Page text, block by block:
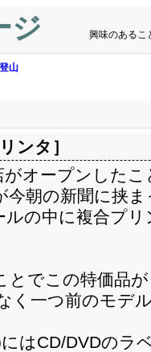
ジ 興味のあるこ
登山
ンタ ］
がオープンした
今朝の新聞に挟
ルの中に複合プ
とでこの特価品
く一つ前のモデ
はCD/DVDのラ